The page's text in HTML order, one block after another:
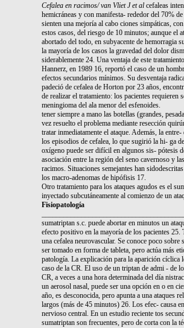
Cefalea en racimos/ van Vliet J et al cefaleas
hemicráneas y con manifesta- rededor del 70%
sienten una mejoría al cabo ciones simpáticas,
estos casos, del riesgo de 10 minutos; aunque el
abortado del todo, en subyacente de hemorragia
la mayoría de los casos la gravedad del dolor
siderablemente 24. Una ventaja de este
Hannerz, en 1989 16, reportó el caso de un
efectos secundarios mínimos. Su desventaja
padeció de cefalea de Horton por 23 años,
de realizar el tratamiento: los pacientes requieren
meningioma del ala menor del esfenoides.
tener siempre a mano las botellas (grandes,
vez resuelto el problema mediante resección
tratar inmediatamente el ataque. Además, la entre-
los episodios de cefalea, lo que sugirió la hi- ga
oxígeno puede ser difícil en algunos sis- pótesis
asociación entre la región del seno cavernoso y
racimos. Situaciones semejantes han
los macro-adenomas de hipófisis 17.
Otro tratamiento para los ataques agudos es el
inyectado subcutáneamente al comienzo de un
Fisiopatología
sumatriptan s.c. puede abortar en minutos un
efecto positivo en la mayoría de los pacientes 25.
una cefalea neurovascular. Se conoce poco sobre
ser tomado en forma de tableta, pero actúa más
patología. La explicación para la aparición cíclica
caso de la CR. El uso de un triptan de admi - de
CR, a veces a una hora determinada del día
un aerosol nasal, puede ser una opción en o en
año, es desconocida, pero apunta a una ataques
largos (más de 45 minutos) 26. Los efec- causa
nervioso central. En un estudio reciente tos
sumatriptan son frecuentes, pero de corta con la